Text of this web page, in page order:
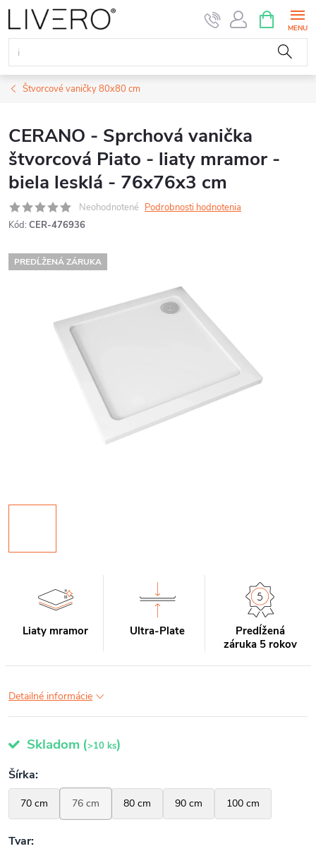
Prejsť
na
obsah
KOŠÍK
Štvorcové vaničky 80x80 cm
CERANO - Sprchová vanička
štvorcová Piato - liaty mramor -
biela lesklá - 76x76x3 cm
Neohodnotené Podrobnosti hodnotenia
Kód: CER-476936
PREDĹŽENÁ ZÁRUKA
Liaty mramor Ultra-Plate
Predĺžená
záruka 5 rokov
Detailné informácie
Skladom (>10 ks)